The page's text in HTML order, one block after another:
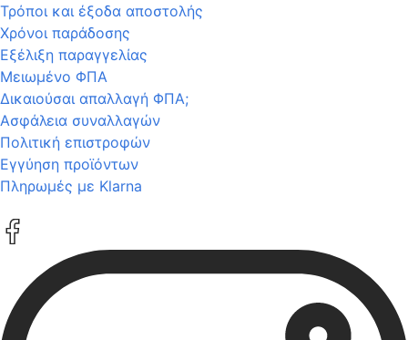
Τρόποι και έξοδα αποστολής
Χρόνοι παράδοσης
Εξέλιξη παραγγελίας
Μειωμένο ΦΠΑ
Δικαιούσαι απαλλαγή ΦΠΑ;
Ασφάλεια συναλλαγών
Πολιτική επιστροφών
Εγγύηση προϊόντων
Πληρωμές με Klarna